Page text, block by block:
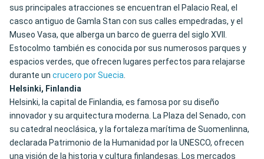
sus principales atracciones se encuentran el Palacio Real, el
casco antiguo de Gamla Stan con sus calles empedradas, y el
Museo Vasa, que alberga un barco de guerra del siglo XVII.
Estocolmo también es conocida por sus numerosos parques y
espacios verdes, que ofrecen lugares perfectos para relajarse
durante un crucero por Suecia.
Helsinki, Finlandia
Helsinki, la capital de Finlandia, es famosa por su diseño
innovador y su arquitectura moderna. La Plaza del Senado, con
su catedral neoclásica, y la fortaleza marítima de Suomenlinna,
declarada Patrimonio de la Humanidad por la UNESCO, ofrecen
una visión de la historia y cultura finlandesas. Los mercados